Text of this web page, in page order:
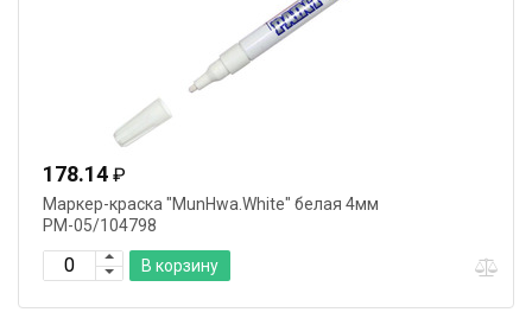
178.14 ₽
Маркер-краска "MunHwa.White" белая 4мм
РМ-05/104798
В корзину